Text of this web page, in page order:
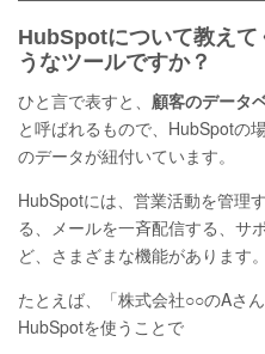
HubSpotについて教えて
うなツールですか？
ひと言で表すと、 顧客のデータ
と呼ばれるもので、HubSpotの
のデータが紐付いています。
HubSpotには、営業活動を管理
る、メールを一斉配信する、サ
ど、さまざまな機能があります。
たとえば、「株式会社○○のAさ
HubSpotを使うことで